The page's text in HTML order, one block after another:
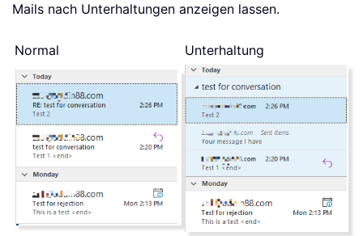
Mails nach Unterhaltungen anzeigen lassen.
Normal Unterhaltung